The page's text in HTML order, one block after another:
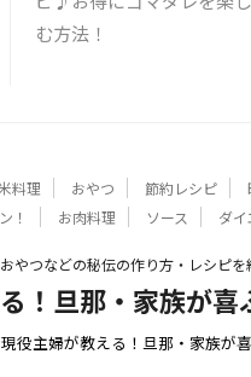
む方法！
料理 おやつ 節約レシピ
！ お肉料理 ソース ダイ
やつなどの秘伝の作り方・レシピ
！旦那・家族が
役主婦が教える！旦那・家族が